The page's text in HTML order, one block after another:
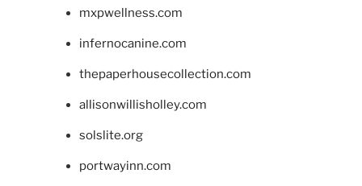
mxpwellness.com
infernocanine.com
thepaperhousecollection.com
allisonwillisholley.com
solslite.org
portwayinn.com